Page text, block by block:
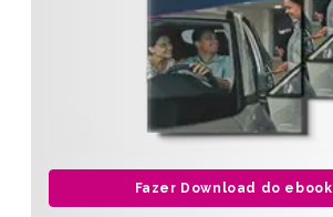
Fazer Download do ebook